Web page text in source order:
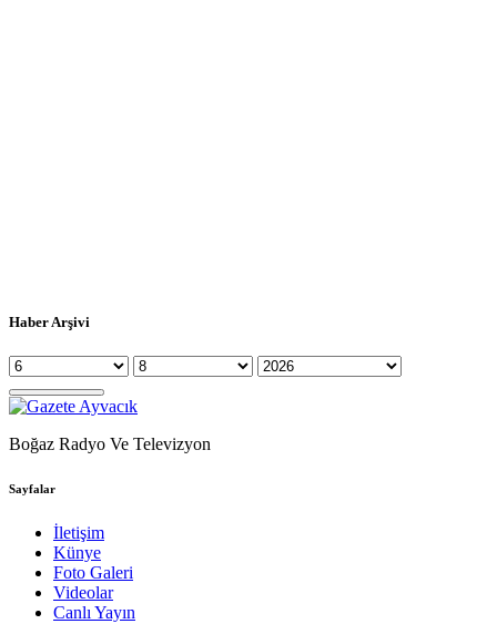
Haber Arşivi
Boğaz Radyo Ve Televizyon
Sayfalar
İletişim
Künye
Foto Galeri
Videolar
Canlı Yayın